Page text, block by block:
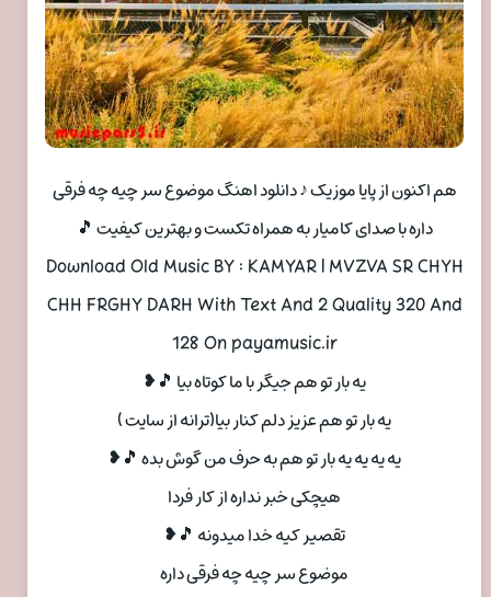
هم اکنون از پایا موزیک ♪ دانلود اهنگ موضوع سر چیه چه فرقی
داره با صدای کامیار به همراه تکست و بهترین کیفیت 🎵
Download Old Music BY : KAMYAR | MVZVA SR CHYH
CHH FRGHY DARH With Text And 2 Quality 320 And
128 On payamusic.ir
یه بار تو هم جیگر با ما کوتاه بیا 🎵❥
یه بار تو هم عزیز دلم کنار بیا(ترانه از سایت )
یه یه یه یه بار تو هم به حرف من گوش بده 🎵❥
هیچکی خبر نداره از کار فردا
تقصیر کیه خدا میدونه 🎵❥
موضوع سر چیه چه فرقی داره